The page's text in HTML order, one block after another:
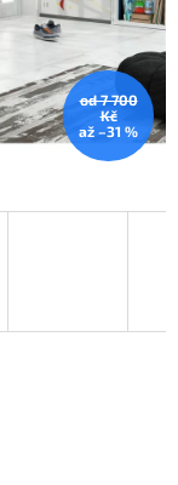
od 7 700
Kč
až –31 %